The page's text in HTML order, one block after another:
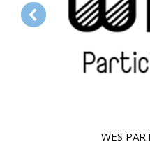
WES